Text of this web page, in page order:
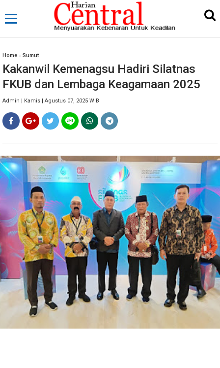
Home » Sumut
Kakanwil Kemenagsu Hadiri Silatnas
FKUB dan Lembaga Keagamaan 2025
Admin | Kamis | Agustus 07, 2025 WIB